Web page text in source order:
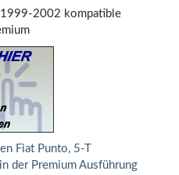
2002 kompatible
Fiat Punto, 5-T
der Premium Ausführung